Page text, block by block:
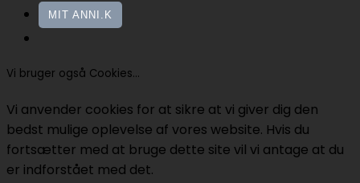
MIT ANNI.K
Vi bruger også Cookies...
Vi anvender cookies for at sikre at vi giver dig den
bedst mulige oplevelse af vores website. Hvis du
fortsætter med at bruge dette site vil vi antage at du
er indforstået med det.